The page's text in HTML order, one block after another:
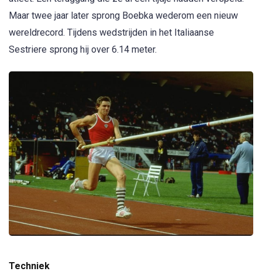
Maar twee jaar later sprong Boebka wederom een nieuw
wereldrecord. Tijdens wedstrijden in het Italiaanse
Sestriere sprong hij over 6.14 meter.
Techniek